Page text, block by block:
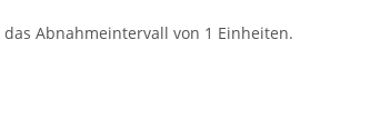
Abnahmeintervall von 1 Einheiten.